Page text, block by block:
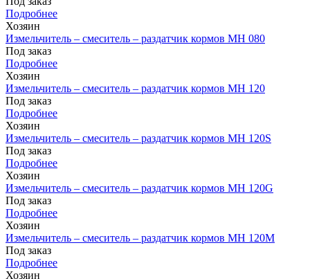
Подробнее
Хозяин
Измельчитель – смеситель – раздатчик кормов MH 080
Под заказ
Подробнее
Хозяин
Измельчитель – смеситель – раздатчик кормов MH 120
Под заказ
Подробнее
Хозяин
Измельчитель – смеситель – раздатчик кормов MH 120S
Под заказ
Подробнее
Хозяин
Измельчитель – смеситель – раздатчик кормов MH 120G
Под заказ
Подробнее
Хозяин
Измельчитель – смеситель – раздатчик кормов MH 120М
Под заказ
Подробнее
Хозяин